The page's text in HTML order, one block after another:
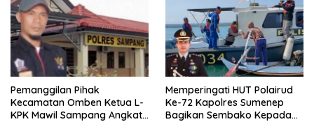
Pemanggilan Pihak
Kecamatan Omben Ketua L-
KPK Mawil Sampang Angkat
Memperingati HUT Polairud
Ke-72 Kapolres Sumenep
Bagikan Sembako Kepada